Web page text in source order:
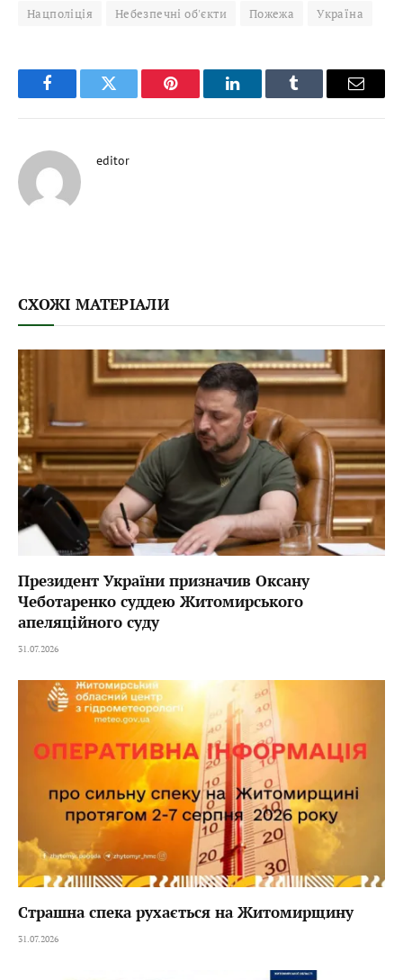
Нацполіція
Небезпечні об'єкти Пожежа Україна
FacebookTwitter Pinterest LinkedInTumblr Email
editor
СХОЖІ МАТЕРІАЛИ
Президент України призначив Оксану
Чеботаренко суддею Житомирського
апеляційного суду
31.07.2026
Страшна спека рухається на Житомирщину
31.07.2026